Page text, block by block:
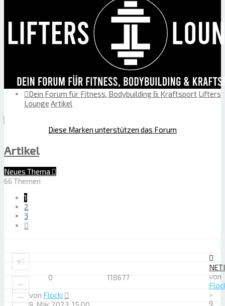
Dein Forum für Fitness, Bodybuilding & Kraftsport Lifters
Lounge Artikel
Diese Marken unterstützen das Forum
Artikel
Neues Thema
66 Themen
1
2
3
von
»
9.
0
118677
von Flocki
Themen